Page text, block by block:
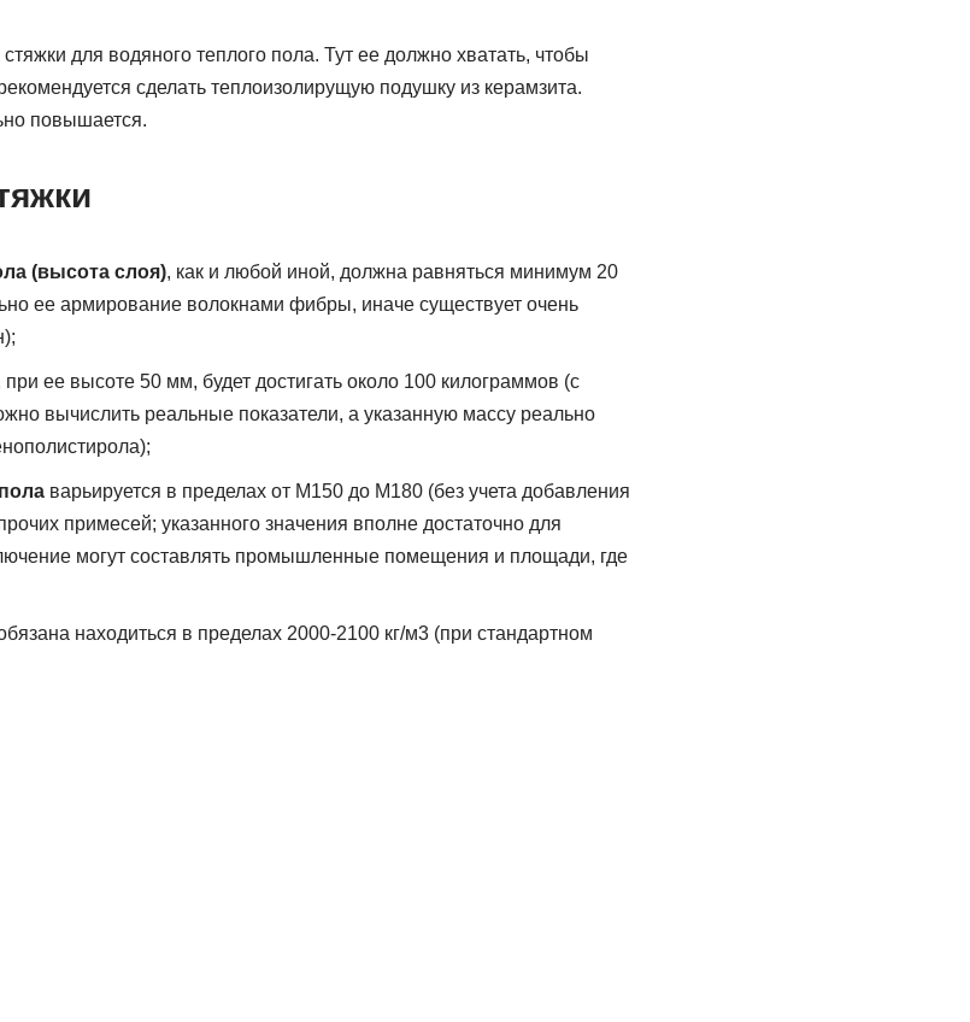
для водяного теплого пола. Тут ее должно хватать, чтобы
сделать теплоизолирущую подушку из керамзита.
повышается.
(высота слоя), как и любой иной, должна равняться минимум 20
ее армирование волокнами фибры, иначе существует очень
при ее высоте 50 мм, будет достигать около 100 килограммов (с
вычислить реальные показатели, а указанную массу реально
варьируется в пределах от М150 до М180 (без учета добавления
примесей; указанного значения вполне достаточно для
могут составлять промышленные помещения и площади, где
находиться в пределах 2000-2100 кг/м3 (при стандартном